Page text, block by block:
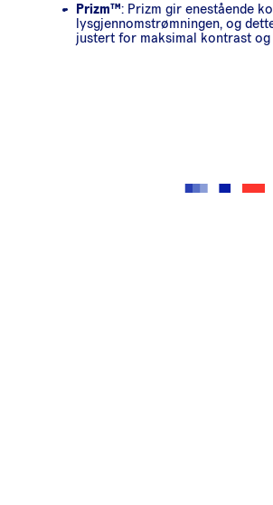
Prizm™: Prizm gir enestående
lysgjennomstrømningen, og
justert for maksimal kontrast